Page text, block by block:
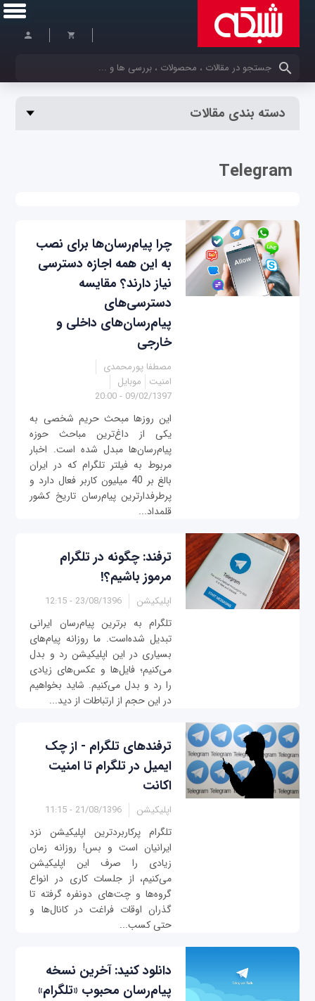
کلمات کلیدی خود را وارد کنید
دسته بندی مقالات
Telegram
چرا پیام‌رسان‌ها برای نصب
به این همه اجازه دسترسی
نیاز دارند؟ مقایسه
دسترسی‌های
پیام‌رسان‌های داخلی و
خارجی
مصطفا پورمحمدی
امنیت
موبایل
09/02/1397 - 20:00
این روزها مبحث حریم شخصی به
یکی از داغ‌ترین مباحث حوزه
پیام‌رسان‌ها مبدل شده است. اخبار
مربوط به فیلتر تلگرام که در ایران
بالغ بر 40 میلیون کاربر فعال دارد و
پرطرفدارترین پیام‌رسان تاریخ کشور
قلمداد...
ترفند: چگونه در تلگرام
مرموز باشیم؟!
اپلیکیشن 23/08/1396 - 12:15
تلگرام به برترین پیام‌رسان ایرانی
تبدیل شده‌است. ما روزانه پیام‌های
بسیاری در این اپلیکیشن رد و بدل
می‌کنیم؛ فایل‌ها و عکس‌های زیادی
را رد و بدل می‌کنیم. شاید بخواهیم
در این حجم از ارتباطات از دید...
ترفندهای تلگرام - از چک
ایمیل در تلگرام تا امنیت
اکانت
اپلیکیشن 21/08/1396 - 11:15
تلگرام پرکاربردترین اپلیکیشن نزد
ایرانیان است و بس! روزانه زمان
زیادی را صرف این اپلیکیشن
می‌کنیم، از جلسات کاری در انواع
گروه‌ها و چت‌های دونفره گرفته تا
گذران اوقات فراغت در کانال‌‌ها و
حتی کسب...
دانلود کنید: آخرین نسخه
پیام‌رسان محبوب «تلگرام»